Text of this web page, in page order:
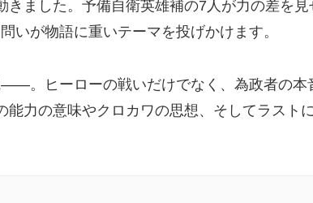
ました。予備自衛英雄補の7人が力の差を見
いが物語に重いテーマを投げかけます。
。ヒーローの戦いだけでなく、為政者の本
力の意味やクロカワの思想、そしてラスト